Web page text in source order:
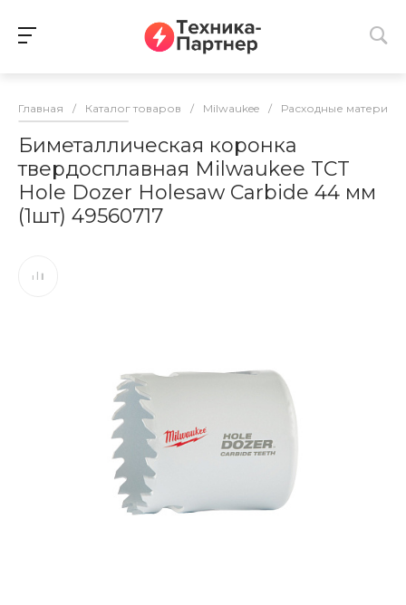
Главная / Каталог товаров / Milwaukee / Расходные
Биметаллическая коронка
твердосплавная Milwaukee TCT
Hole Dozer Holesaw Carbide 44 мм
(1шт) 49560717